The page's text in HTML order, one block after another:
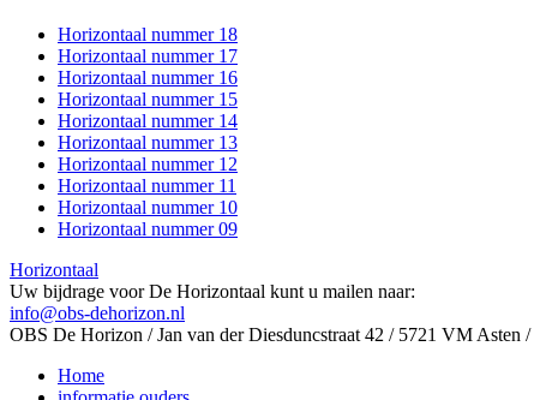
Horizontaal nummer 18
Horizontaal nummer 17
Horizontaal nummer 16
Horizontaal nummer 15
Horizontaal nummer 14
Horizontaal nummer 13
Horizontaal nummer 12
Horizontaal nummer 11
Horizontaal nummer 10
Horizontaal nummer 09
Horizontaal
Uw bijdrage voor De Horizontaal kunt u mailen naar:
info@obs-dehorizon.nl
OBS De Horizon / Jan van der Diesduncstraat 42 / 5721 VM
Home